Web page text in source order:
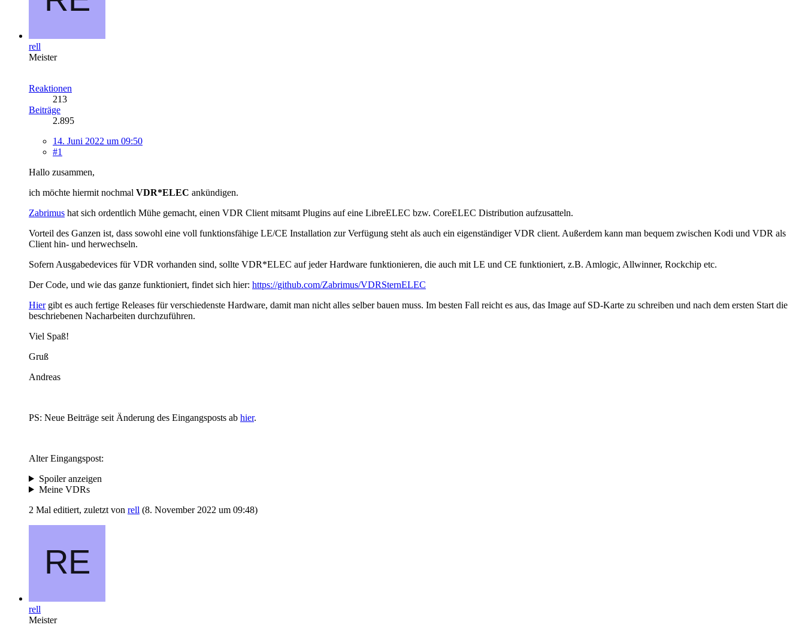
rell
Meister
Reaktionen
213
Beiträge
2.895
14. Juni 2022 um 09:50
#1
Hallo zusammen,
ich möchte hiermit nochmal VDR*ELEC ankündigen.
Zabrimus hat sich ordentlich Mühe gemacht, einen VDR Client mitsamt Plugins auf eine LibreELEC bzw. CoreELEC Distribution aufzusatteln.
Vorteil des Ganzen ist, dass sowohl eine voll funktionsfähige LE/CE Installation zur Verfügung steht als auch ein eigenständiger VDR client. Außerdem kann man bequem zwischen Kodi und VDR als
Client hin- und herwechseln.
Sofern Ausgabedevices für VDR vorhanden sind, sollte VDR*ELEC auf jeder Hardware funktionieren, die auch mit LE und CE funktioniert, z.B. Amlogic, Allwinner, Rockchip etc.
Der Code, und wie das ganze funktioniert, findet sich hier: https://github.com/Zabrimus/VDRSternELEC
Hiergibt es auch fertige Releases für verschiedenste Hardware, damit man nicht alles selber bauen muss. Im besten Fall reicht es aus, das Image auf SD-Karte zu schreiben und nach dem ersten Start die
beschriebenen Nacharbeiten durchzuführen.
Viel Spaß!
Gruß
Andreas
PS: Neue Beiträge seit Änderung des Eingangsposts ab hier.
Alter Eingangspost:
Spoiler anzeigen
Meine VDRs
2 Mal editiert, zuletzt von rell (8. November 2022 um 09:48)
rell
Meister